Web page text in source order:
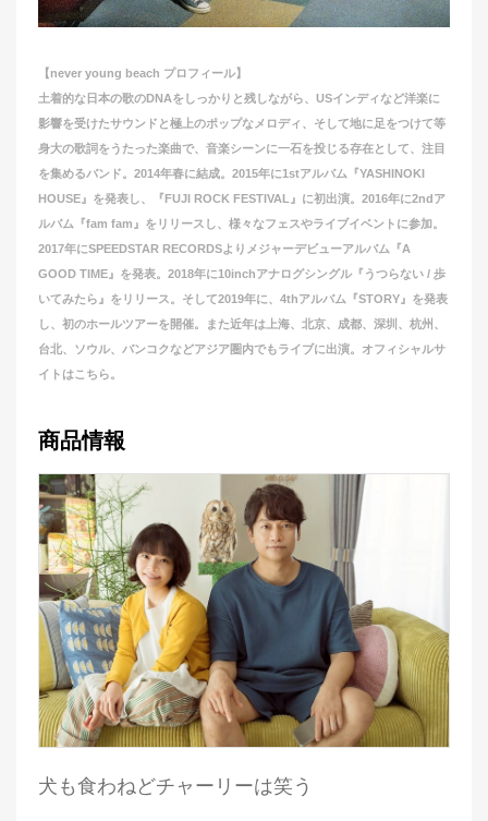
【never young beach プロフィール】
土着的な日本の歌のDNAをしっかりと残しながら、USインディなど洋楽に
影響を受けたサウンドと極上のポップなメロディ、そして地に足をつけて等
身大の歌詞をうたった楽曲で、音楽シーンに一石を投じる存在として、注目
を集めるバンド。2014年春に結成。2015年に1stアルバム『YASHINOKI
HOUSE』を発表し、『FUJI ROCK FESTIVAL』に初出演。2016年に2ndア
ルバム『fam fam』をリリースし、様々なフェスやライブイベントに参加。
2017年にSPEEDSTAR RECORDSよりメジャーデビューアルバム『A
GOOD TIME』を発表。2018年に10inchアナログシングル『うつらない / 歩
いてみたら』をリリース。そして2019年に、4thアルバム『STORY』を発表
し、初のホールツアーを開催。また近年は上海、北京、成都、深圳、杭州、
台北、ソウル、バンコクなどアジア圏内でもライブに出演。オフィシャルサ
イトはこちら 。
商品情報
犬も食わねどチャーリーは笑う